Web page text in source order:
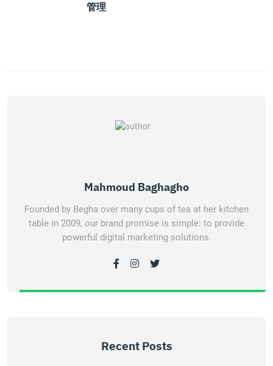
管理
Mahmoud Baghagho
Founded by Begha over many cups of tea at her kitchen
table in 2009, our brand promise is simple: to provide
powerful digital marketing solutions.
Recent Posts